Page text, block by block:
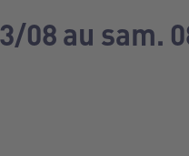
08 au sam.